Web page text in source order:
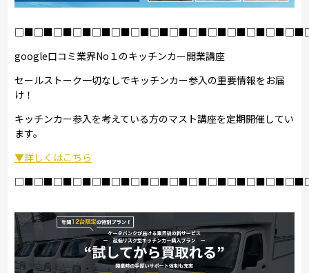
google口コミ業界No１のキッチンカー開業講座
セールストーク一切なしでキッチンカー参入の重要情報をお届
け！
キッチンカー参入を考えている方のマスト講座を定期開催してい
ます。
▼詳しくはこちら